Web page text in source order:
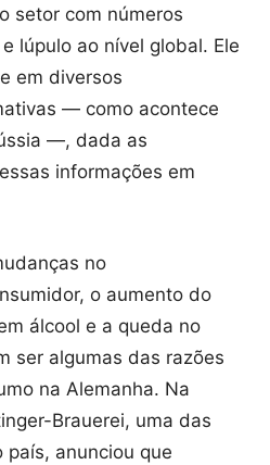
setor com números
lúpulo ao nível global. Ele
em diversos
— como acontece
—, dada as
informações em
no
o aumento do
álcool e a queda no
ser algumas das razões
na Alemanha. Na
Brauerei, uma das
país, anunciou que